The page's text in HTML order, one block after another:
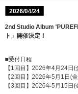
2026/04/24
2nd Studio Album
ト」開催決定！
■受付日程
【1回目】2026年4月24日
【2回目】2026年5月1日(
【3回目】2026年5月15日